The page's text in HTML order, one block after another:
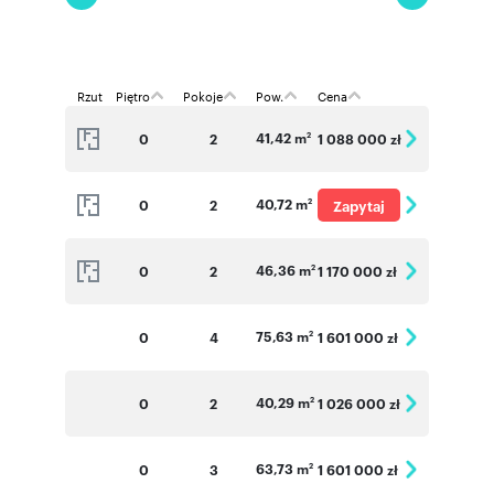
Rzut Piętro Pokoje Pow. Cena
0 2 41,42 m2 1 088 000 zł
0 2 40,72 m2
Zapytaj
0 2 46,36 m2 1 170 000 zł
0 4 75,63 m2 1 601 000 zł
0 2 40,29 m2 1 026 000 zł
0 3 63,73 m2 1 601 000 zł